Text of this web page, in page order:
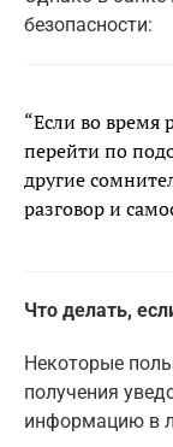
безопасности:
“Если во время
перейти по
другие
разговор и
Что делать,
Некоторые
получения
информацию в